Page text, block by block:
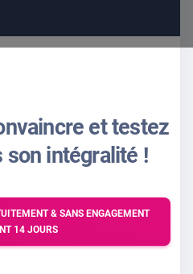
et testez
son intégralité !
& SANS ENGAGEMENT
14 JOURS